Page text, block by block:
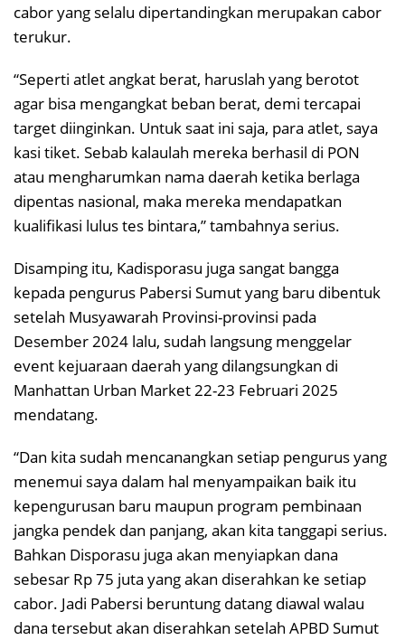
cabor yang selalu dipertandingkan merupakan cabor
terukur.
“Seperti atlet angkat berat, haruslah yang berotot
agar bisa mengangkat beban berat, demi tercapai
target diinginkan. Untuk saat ini saja, para atlet, saya
kasi tiket. Sebab kalaulah mereka berhasil di PON
atau mengharumkan nama daerah ketika berlaga
dipentas nasional, maka mereka mendapatkan
kualifikasi lulus tes bintara,” tambahnya serius.
Disamping itu, Kadisporasu juga sangat bangga
kepada pengurus Pabersi Sumut yang baru dibentuk
setelah Musyawarah Provinsi-provinsi pada
Desember 2024 lalu, sudah langsung menggelar
event kejuaraan daerah yang dilangsungkan di
Manhattan Urban Market 22-23 Februari 2025
mendatang.
“Dan kita sudah mencanangkan setiap pengurus yang
menemui saya dalam hal menyampaikan baik itu
kepengurusan baru maupun program pembinaan
jangka pendek dan panjang, akan kita tanggapi serius.
Bahkan Disporasu juga akan menyiapkan dana
sebesar Rp 75 juta yang akan diserahkan ke setiap
cabor. Jadi Pabersi beruntung datang diawal walau
dana tersebut akan diserahkan setelah APBD Sumut